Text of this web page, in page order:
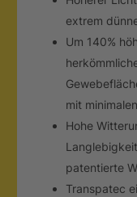
extrem
Um 140%
mit
Hohe
patentierte
Transpatec